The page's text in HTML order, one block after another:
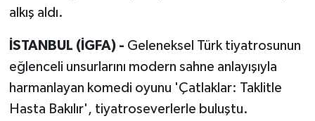
alkış aldı.
İSTANBUL (İGFA) - Geleneksel Türk tiyatrosunun
eğlenceli unsurlarını modern sahne anlayışıyla
harmanlayan komedi oyunu 'Çatlaklar: Taklitle
Hasta Bakılır', tiyatroseverlerle buluştu.